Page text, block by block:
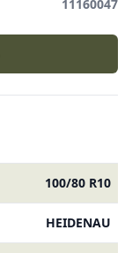
11160047
100/80 R10
HEIDENAU